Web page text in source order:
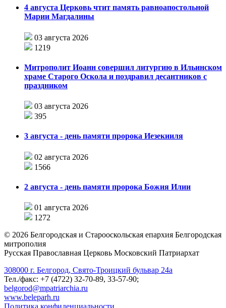
4 августа Церковь чтит память равноапостольной
Марии Магдалины
03 августа 2026
1219
Митрополит Иоанн совершил литургию в Ильинском
храме Старого Оскола и поздравил десантников с
праздником
03 августа 2026
395
3 августа - день памяти пророка Иезекииля
02 августа 2026
1566
2 августа - день памяти пророка Божия Илии
01 августа 2026
1272
© 2026 Белгородская и Старооскольская епархия Белгородская
митрополия
Русская Православная Церковь Московский Патриархат
308000 г. Белгород, Свято-Троицкий бульвар 24а
Тел./факс: +7 (4722) 32-70-89, 33-57-90;
belgorod@mpatriarchia.ru
www.beleparh.ru